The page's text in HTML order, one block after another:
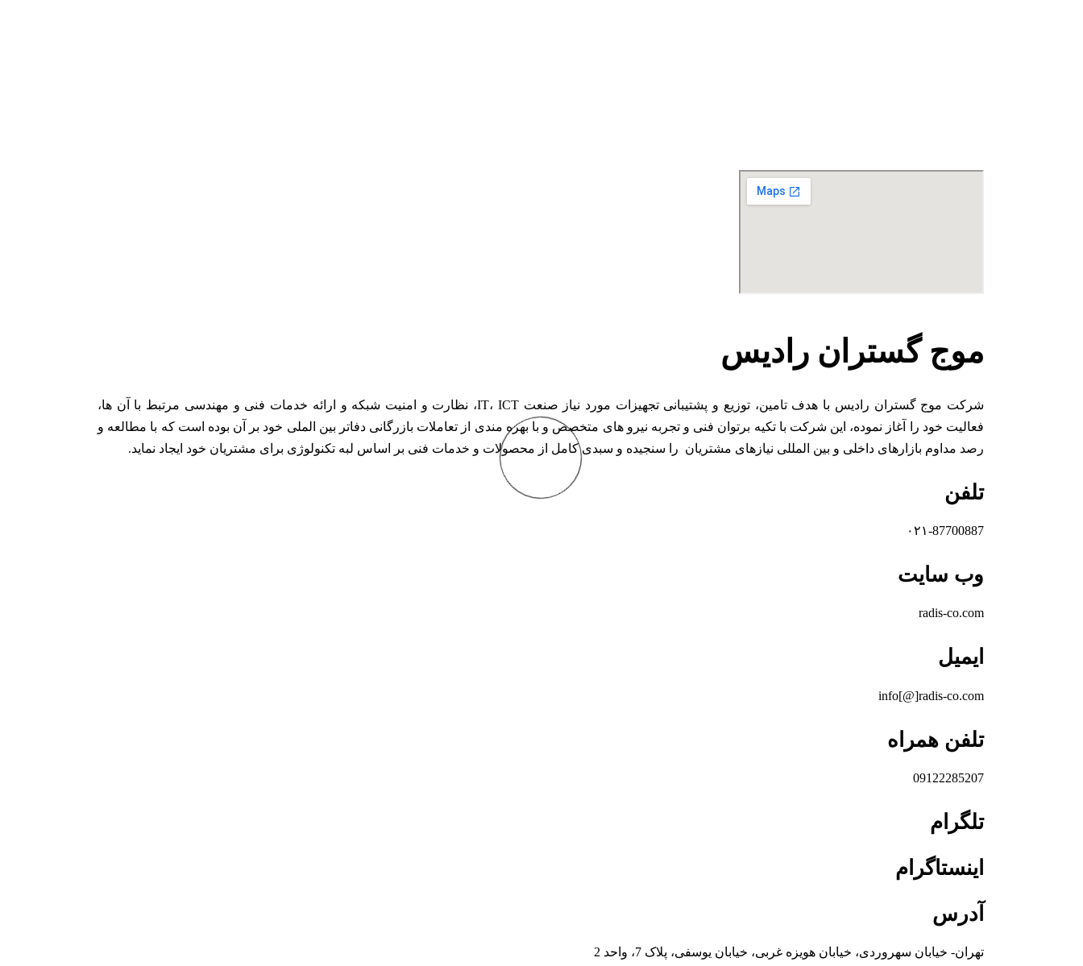
موج گستران رادیس
شرکت موج گستران رادیس با هدف تامین، توزیع و پشتیبانی تجهیزات مورد نیاز صنعت IT، ICT، نظارت و امنیت شبکه و ارائه خدمات فنی و مهندسی مرتبط با آن ها،
فعالیت خود را آغاز نموده، این شرکت با تکیه برتوان فنی و تجربه نیرو های متخصص و با بهره مندی از تعاملات بازرگانی دفاتر بین الملی خود بر آن بوده است که با مطالعه و
رصد مداوم بازارهای داخلی و بین المللی نیازهای مشتریان را سنجیده و سبدی کامل از محصولات و خدمات فنی بر اساس لبه تکنولوژی برای مشتریان خود ایجاد نماید.
تلفن
۰۲۱-87700887
وب سایت
radis-co.com
ایمیل
info[@]radis-co.com
تلفن همراه
09122285207
تلگرام
اینستاگرام
آدرس
تهران- خیابان سهروردی، خیابان هویزه غربی، خیابان یوسفی، پلاک 7، واحد 2